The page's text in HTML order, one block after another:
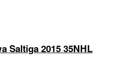
Saltiga 2015 35NHL